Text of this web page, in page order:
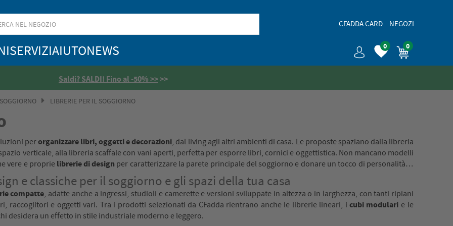
CFADDA CARD NEGOZI
0 0
SERVIZIAIUTONEWS
Saldi? SALDI! Fino al -50% >>>>
LIBRERIE PER IL SOGGIORNO
perorganizzare libri, oggetti e decorazioni, dal living agli altri ambienti di casa. Le proposte spaziano dalla libreria
verticale, alla libreria scaffale con vani aperti, perfetta per esporre libri, cornici e oggettistica. Non mancano modelli
vere e proprie librerie di design per caratterizzare la parete principale del soggiorno e donare un tocco di personalità in
e classiche per il soggiorno e gli spazi della tua casa
compatte, adatte anche a ingressi, studioli e camerette e versioni sviluppate in altezza o in larghezza, con tanti ripiani
raccoglitori e oggetti vari. Tra i prodotti selezionati da CFadda rientrano anche le librerie lineari, icubi modulari e le
desidera un effetto in stile industriale moderno e leggero.